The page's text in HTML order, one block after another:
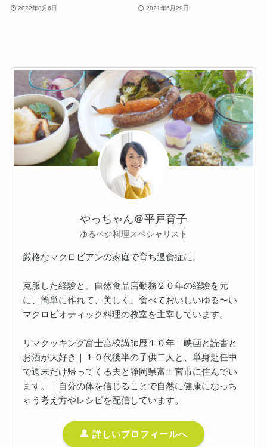
2022年8月6日 2021年6月29日
やっちゃん＠平戸育子
ゆるベジ料理スペシャリスト
厳格なマクロビアンの家庭で育ち過食症に。
克服した経験と、自然食品店勤務２０年の経験を元
に、簡単に作れて、美しく、食べておいしいゆる〜い
マクロビオティック料理の教室を主宰しています。
リマクッキング富士宮校講師歴１０年｜映画と読書と
お酒が大好き｜１０代後半の子供二人と、単身赴任中
で週末だけ帰ってくる夫と静岡県富士宮市に住んでい
ます。｜自分の体を信じることで自然に健康になっち
ゃう考え方やレシピを配信しています。
詳しいプロフィールへ